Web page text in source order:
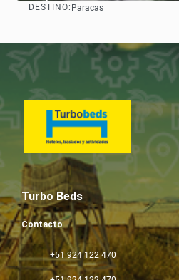
DESTINO: Paracas
Turbo Beds
Contacto
+51 924 122 470